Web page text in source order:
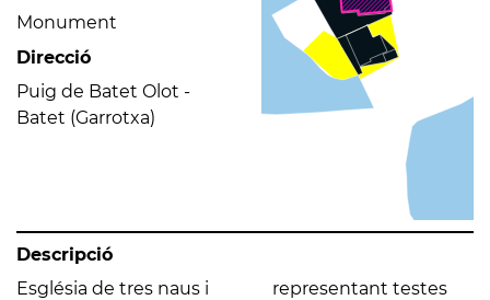
Monument
Direcció
Puig de Batet Olot -
Batet (Garrotxa)
Descripció
Església de tres naus i
representant testes